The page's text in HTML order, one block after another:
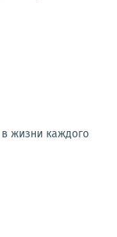
в жизни каждого